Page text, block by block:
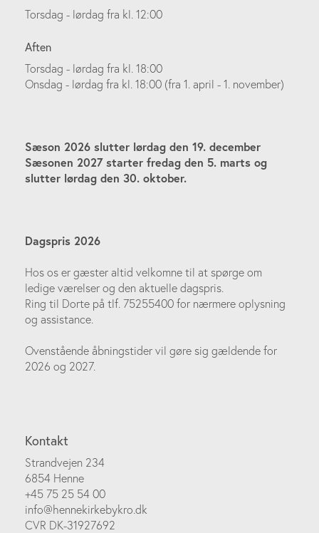
Torsdag - lørdag fra kl. 12:00
Aften
Torsdag - lørdag fra kl. 18:00
Onsdag - lørdag fra kl. 18:00 (fra 1. april - 1. november)
Sæson 2026 slutter lørdag den 19. december
Sæsonen 2027 starter fredag den 5. marts og
slutter lørdag den 30. oktober.
Dagspris 2026
Hos os er gæster altid velkomne til at spørge om
ledige værelser og den aktuelle dagspris.
Ring til Dorte på tlf. 75255400 for nærmere oplysning
og assistance.
Ovenstående åbningstider vil gøre sig gældende for
2026 og 2027.
Kontakt
Strandvejen 234
6854 Henne
+45 75 25 54 00
info@hennekirkebykro.dk
CVR DK-31927692